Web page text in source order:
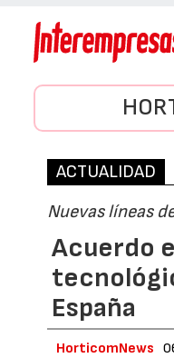
ACTUALIDAD
Nuevas líneas
Acuerdo
España
HorticomNews